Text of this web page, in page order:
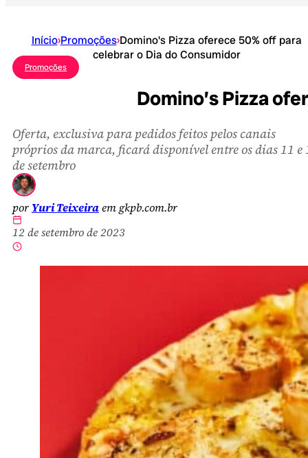
Início›Promoções›Domino's Pizza oferece 50% off para
celebrar o Dia do Consumidor
Promoções
Domino’s Pizza
Oferta, exclusiva para pedidos feitos pelos canais
próprios da marca, ficará disponível entre os dias 11 e
de setembro
por Yuri Teixeiraem gkpb.com.br
12 de setembro de 2023